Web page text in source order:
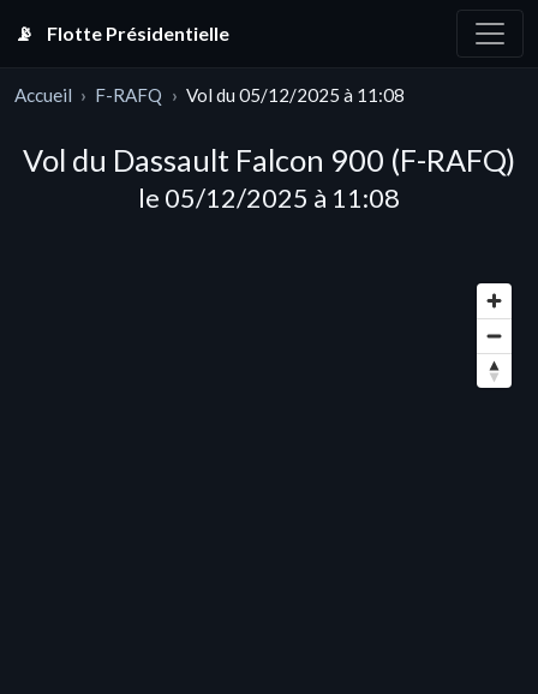
📡 Flotte Présidentielle
Accueil F-RAFQ Vol du 05/12/2025 à 11:08
Vol du Dassault Falcon 900 (F-RAFQ)
le 05/12/2025 à 11:08